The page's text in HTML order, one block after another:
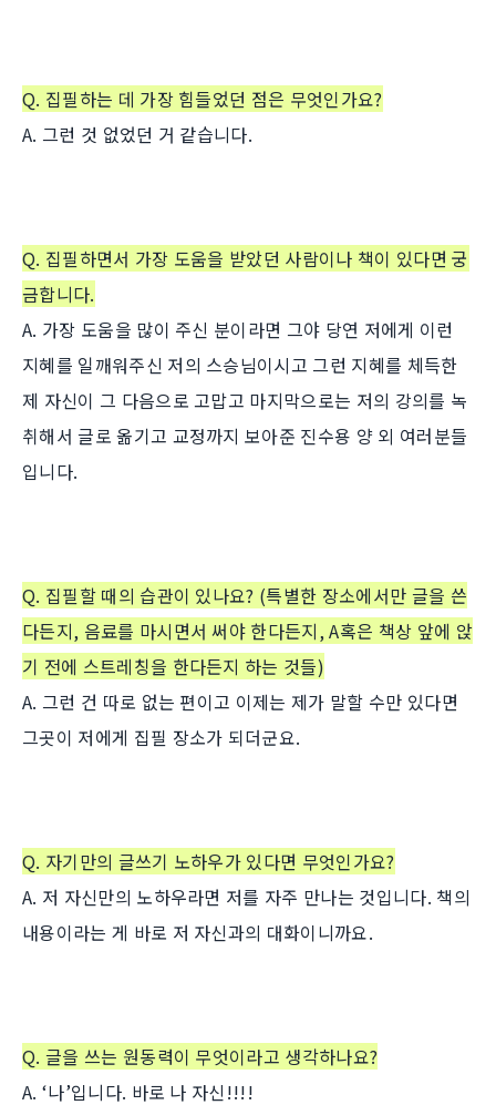
Q. 집필하는 데 가장 힘들었던 점은 무엇인가요?
A. 그런 것 없었던 거 같습니다.
Q. 집필하면서 가장 도움을 받았던 사람이나 책이 있다면 궁
금합니다.
A. 가장 도움을 많이 주신 분이라면 그야 당연 저에게 이런
지혜를 일깨워주신 저의 스승님이시고 그런 지혜를 체득한
제 자신이 그 다음으로 고맙고 마지막으로는 저의 강의를 녹
취해서 글로 옮기고 교정까지 보아준 진수용 양 외 여러분들
입니다.
Q. 집필할 때의 습관이 있나요? (특별한 장소에서만 글을 쓴
다든지, 음료를 마시면서 써야 한다든지, A혹은 책상 앞에 앉
기 전에 스트레칭을 한다든지 하는 것들)
A. 그런 건 따로 없는 편이고 이제는 제가 말할 수만 있다면
그곳이 저에게 집필 장소가 되더군요.
Q. 자기만의 글쓰기 노하우가 있다면 무엇인가요?
A. 저 자신만의 노하우라면 저를 자주 만나는 것입니다. 책의
내용이라는 게 바로 저 자신과의 대화이니까요.
Q. 글을 쓰는 원동력이 무엇이라고 생각하나요?
A. ‘나’입니다. 바로 나 자신!!!!